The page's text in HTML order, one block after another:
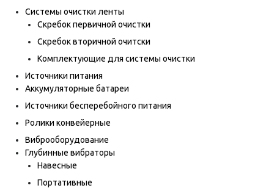
Системы очистки ленты
Скребок первичной очистки
Скребок вторичной очитски
Комплектующие для системы очистки
Источники питания
Аккумуляторные батареи
Источники бесперебойного питания
Ролики конвейерные
Виброоборудование
Глубинные вибраторы
Навесные
Портативные